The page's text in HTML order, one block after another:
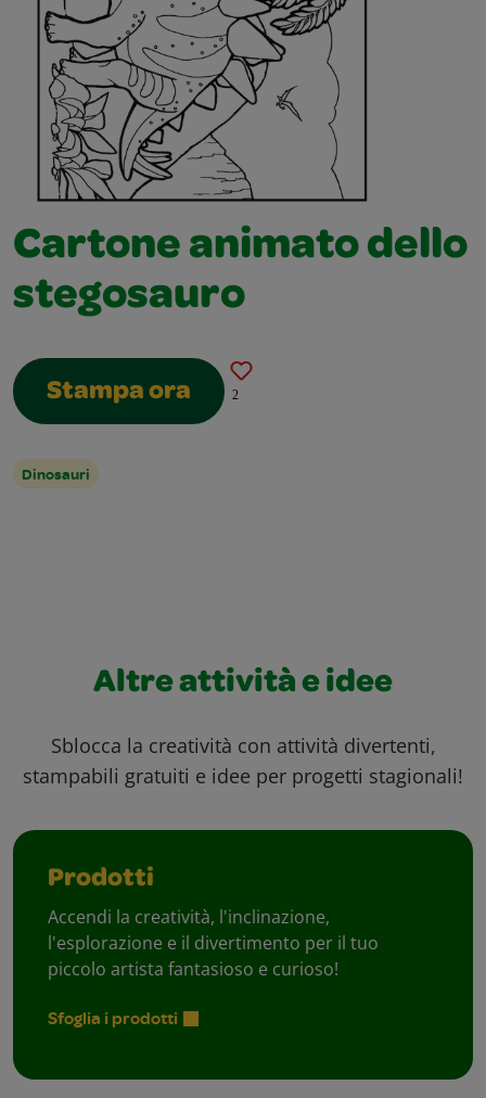
Cartone animato dello
stegosauro
Stampa ora 2
Dinosauri
Altre attività e idee
Sblocca la creatività con attività divertenti,
stampabili gratuiti e idee per progetti stagionali!
Prodotti
Accendi la creatività, l'inclinazione,
l'esplorazione e il divertimento per il tuo
piccolo artista fantasioso e curioso!
Sfoglia i prodotti